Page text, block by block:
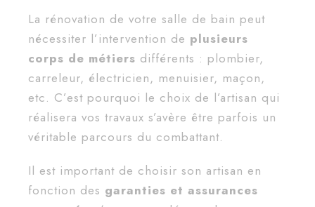
La rénovation de votre salle de bain peut
nécessiter l’intervention de plusieurs
corps de métiers différents : plombier,
carreleur, électricien, menuisier, maçon,
etc. C’est pourquoi le choix de l’artisan qui
réalisera vos travaux s’avère être parfois un
véritable parcours du combattant.
Il est important de choisir son artisan en
fonction des garanties et assurances